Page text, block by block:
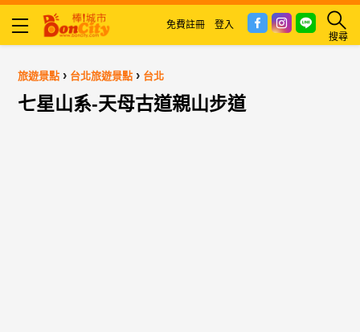
搜尋
免費註冊 登入
旅遊景點 › 台北旅遊景點 › 台北
七星山系-天母古道親山步道